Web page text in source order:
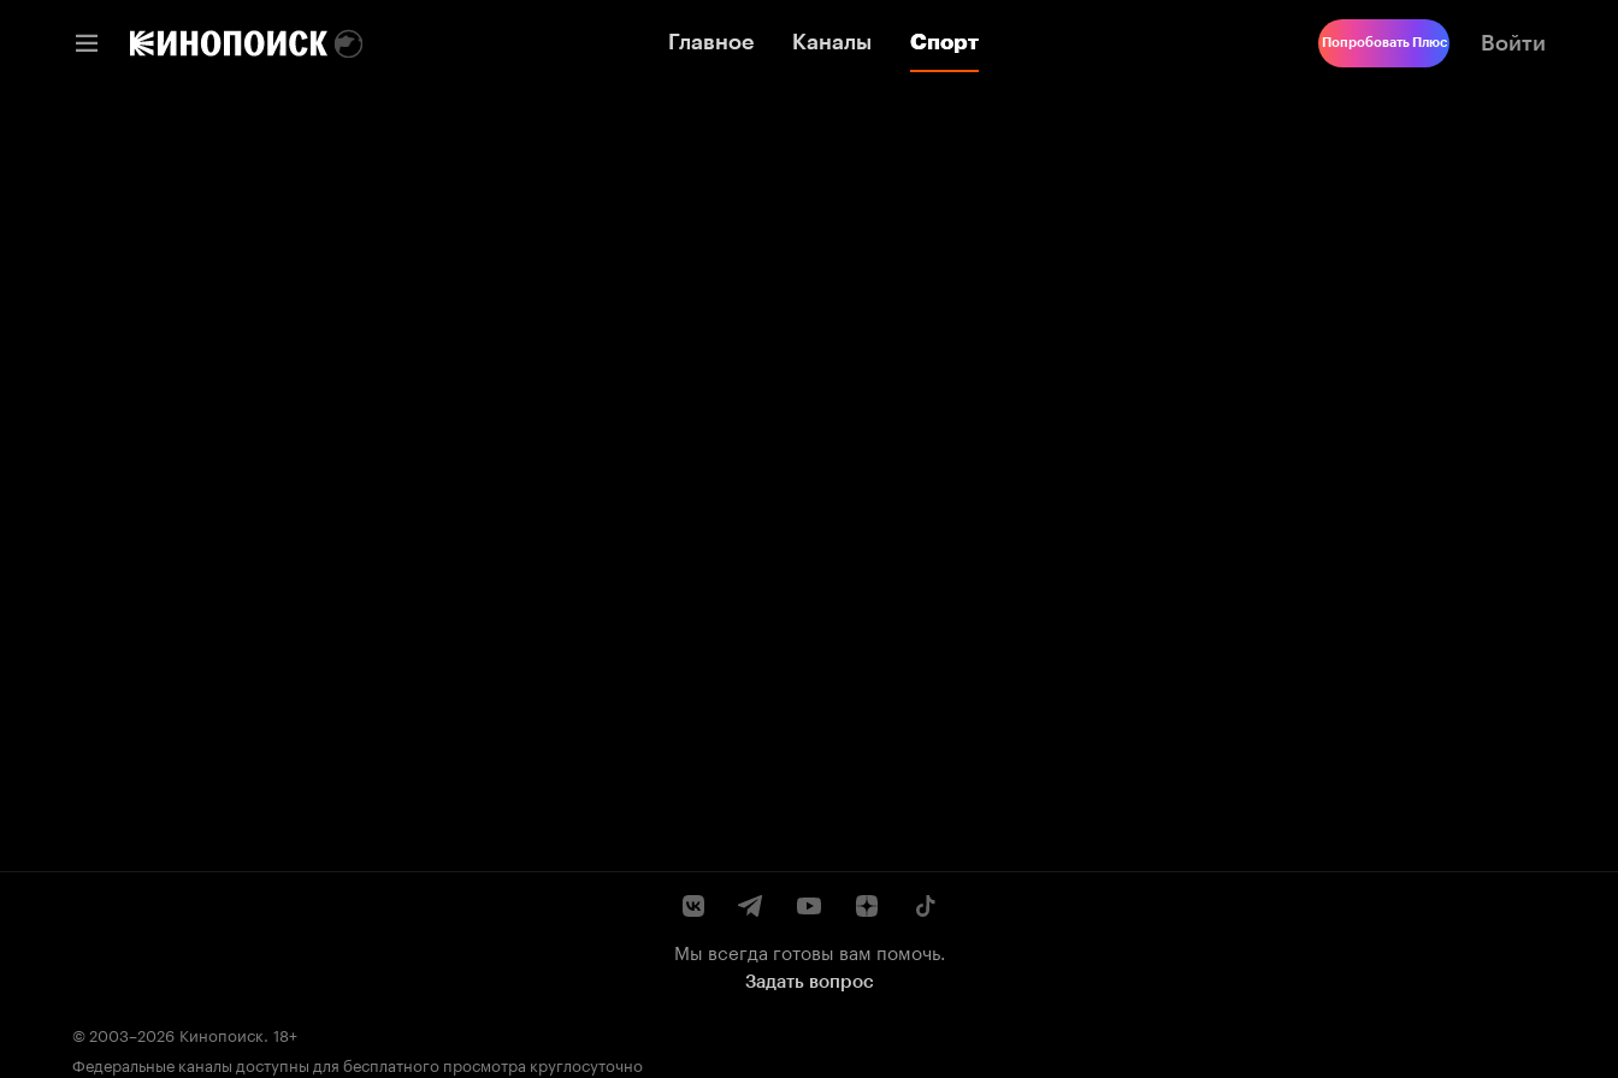
Главное Каналы Спорт
Главное Каналы Спорт Попробовать Плюс Войти
Мы всегда готовы вам помочь.
Задать вопрос
© 2003–2026 Кинопоиск. 18+
Федеральные каналы доступны для бесплатного просмотра круглосуточно